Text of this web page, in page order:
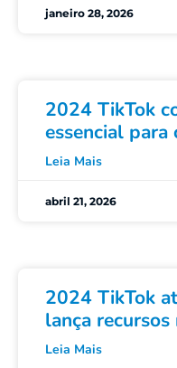
janeiro 28, 2026
2024 TikTok
essencial para
Leia Mais
abril 21, 2026
2024 TikTok
lança
Leia Mais